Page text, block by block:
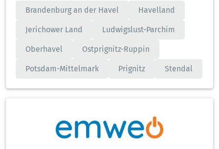
Brandenburg an der Havel Havelland
Jerichower Land Ludwigslust-Parchim
Oberhavel Ostprignitz-Ruppin
Potsdam-Mittelmark Prignitz Stendal